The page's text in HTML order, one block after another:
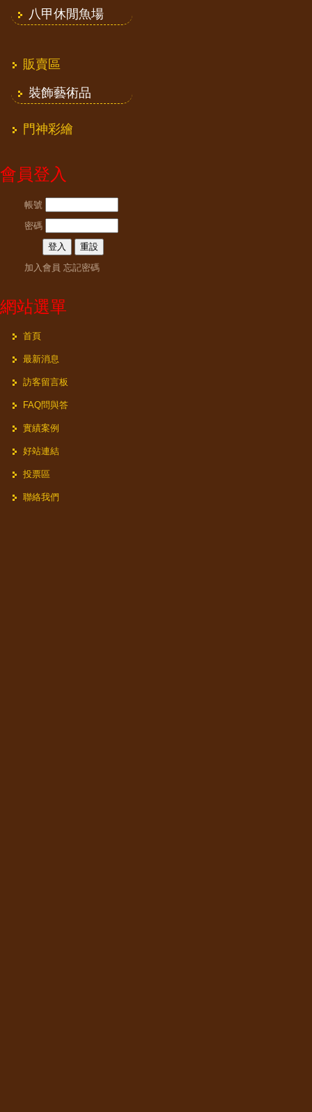
八甲休閒魚場
販賣區
裝飾藝術品
門神彩繪
會員登入
帳號
密碼
加入會員 忘記密碼
網站選單
首頁
最新消息
訪客留言板
FAQ問與答
實績案例
好站連結
投票區
聯絡我們